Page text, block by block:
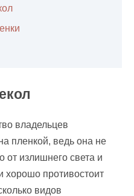
владельцев
пленкой, ведь она не
от излишнего света и
хорошо противостоит
видов